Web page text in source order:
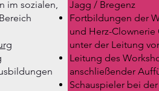
im sozialen,
Jagg / Bregenz
Fortbildungen der
und Herz-
unter der Leitung
Leitung des
anschließender
Schauspieler bei